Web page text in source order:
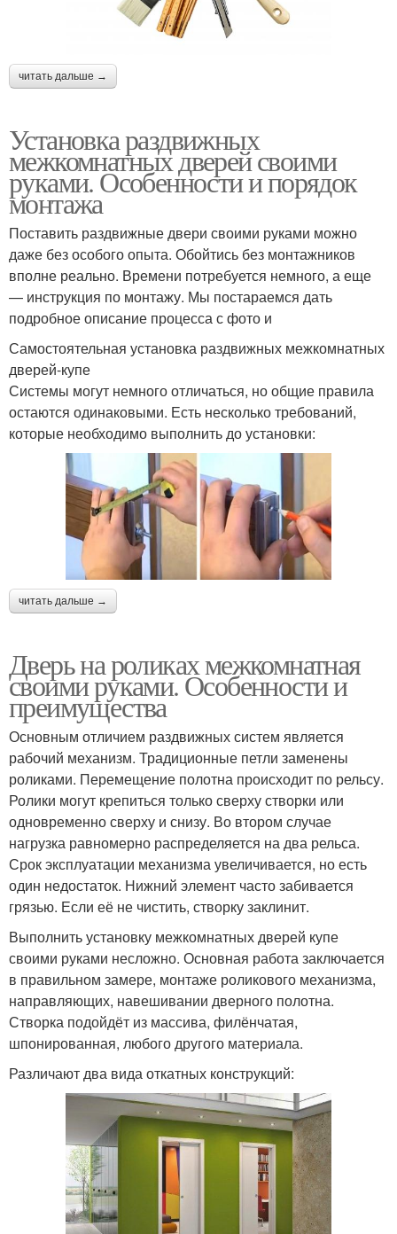
читать дальше →
Установка раздвижных
межкомнатных дверей своими
руками. Особенности и порядок
монтажа
Поставить раздвижные двери своими руками можно
даже без особого опыта. Обойтись без монтажников
вполне реально. Времени потребуется немного, а еще
— инструкция по монтажу. Мы постараемся дать
подробное описание процесса с фото и
Самостоятельная установка раздвижных межкомнатных
дверей-купе
Системы могут немного отличаться, но общие правила
остаются одинаковыми. Есть несколько требований,
которые необходимо выполнить до установки:
читать дальше →
Дверь на роликах межкомнатная
своими руками. Особенности и
преимущества
Основным отличием раздвижных систем является
рабочий механизм. Традиционные петли заменены
роликами. Перемещение полотна происходит по рельсу.
Ролики могут крепиться только сверху створки или
одновременно сверху и снизу. Во втором случае
нагрузка равномерно распределяется на два рельса.
Срок эксплуатации механизма увеличивается, но есть
один недостаток. Нижний элемент часто забивается
грязью. Если её не чистить, створку заклинит.
Выполнить установку межкомнатных дверей купе
своими руками несложно. Основная работа заключается
в правильном замере, монтаже роликового механизма,
направляющих, навешивании дверного полотна.
Створка подойдёт из массива, филёнчатая,
шпонированная, любого другого материала.
Различают два вида откатных конструкций: